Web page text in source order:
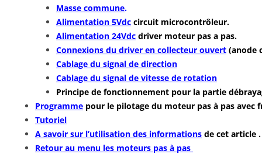
Masse commune.
Alimentation 5Vdc circuit microcontrôleur.
Alimentation 24Vdc driver moteur pas a pas.
Connexions du driver en collecteur ouvert (anode
Cablage du signal de direction
Cablage du signal de vitesse de rotation
Principe de fonctionnement pour la partie
Programme pour le pilotage du moteur pas à pas avec
Tutoriel
A savoir sur l’utilisation des informations de cet article .
Retour au menu les moteurs pas à pas